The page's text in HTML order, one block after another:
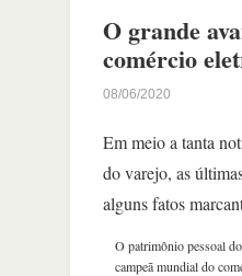
O grande
comércio
08/06/2020
Em meio a tanta
do varejo, as
alguns fatos
O patrimônio pessoal
campeã mundial do